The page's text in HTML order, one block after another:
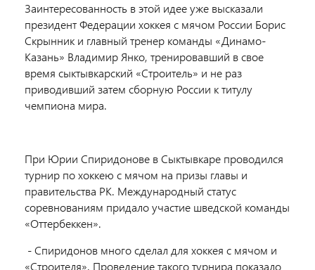
Заинтересованность в этой идее уже высказали
президент Федерации хоккея с мячом России Борис
Скрынник и главный тренер команды «Динамо-
Казань» Владимир Янко, тренировавший в свое
время сыктывкарский «Строитель» и не раз
приводивший затем сборную России к титулу
чемпиона мира.
При Юрии Спиридонове в Сыктывкаре проводился
турнир по хоккею с мячом на призы главы и
правительства РК. Международный статус
соревнованиям придало участие шведской команды
«Оттербеккен».
- Спиридонов много сделал для хоккея с мячом и
«Строителя». Проведение такого турнира показало